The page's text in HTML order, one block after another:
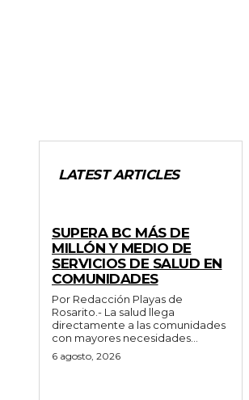
LATEST ARTICLES
SUPERA BC MÁS DE
MILLÓN Y MEDIO DE
SERVICIOS DE SALUD EN
COMUNIDADES
Por Redacción Playas de
Rosarito.- La salud llega
directamente a las comunidades
con mayores necesidades...
6 agosto, 2026